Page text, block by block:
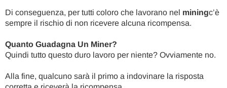
Di conseguenza, per tutti coloro che lavorano nel miningc’è
sempre il rischio di non ricevere alcuna ricompensa.
Quanto Guadagna Un Miner?
Quindi tutto questo duro lavoro per niente? Ovviamente no.
Alla fine, qualcuno sarà il primo a indovinare la risposta